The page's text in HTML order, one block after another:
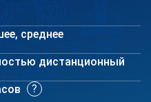
среднее
дистанционный